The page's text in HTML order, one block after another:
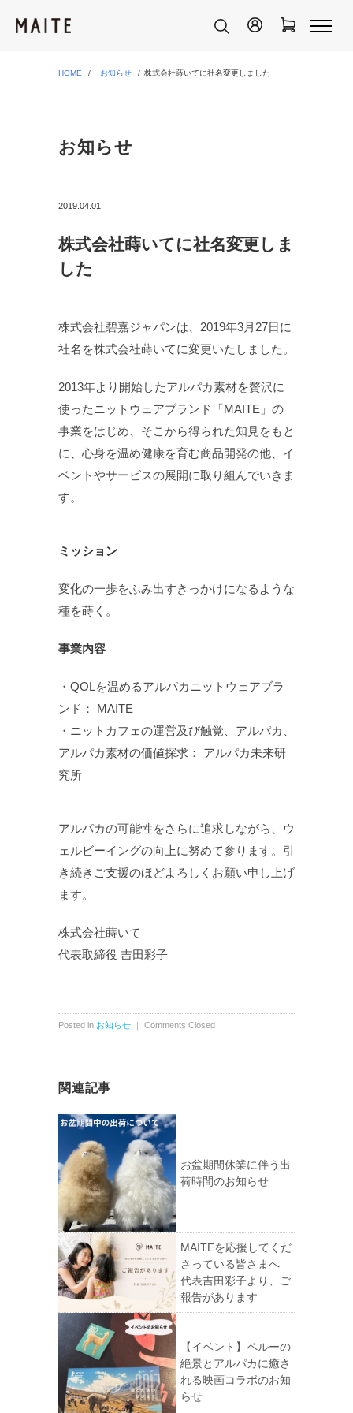
HOME お知らせ 株式会社蒔いてに社名変更しました
お知らせ
2019.04.01
株式会社蒔いてに社名変更しま
した
株式会社碧嘉ジャパンは、2019年3月27日に
社名を株式会社蒔いてに変更いたしました。
2013年より開始したアルパカ素材を贅沢に
使ったニットウェアブランド「MAITE」の
事業をはじめ、そこから得られた知見をもと
に、心身を温め健康を育む商品開発の他、イ
ベントやサービスの展開に取り組んでいきま
す。
ミッション
変化の一歩をふみ出すきっかけになるような
種を蒔く。
事業内容
・QOLを温めるアルパカニットウェアブラ
ンド： MAITE
・ニットカフェの運営及び触覚、アルパカ、
アルパカ素材の価値探求： アルパカ未来研
究所
アルパカの可能性をさらに追求しながら、ウ
ェルビーイングの向上に努めて参ります。引
き続きご支援のほどよろしくお願い申し上げ
ます。
株式会社蒔いて
代表取締役 吉田彩子
Posted in お知らせ ｜ Comments Closed
関連記事
お盆期間休業に伴う出
荷時間のお知らせ
MAITEを応援してくだ
さっている皆さまへ
代表吉田彩子より、ご
報告があります
【イベント】ペルーの
絶景とアルパカに癒さ
れる映画コラボのお知
らせ